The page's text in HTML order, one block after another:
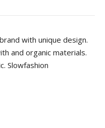
with unique design.
and organic materials.
Slowfashion